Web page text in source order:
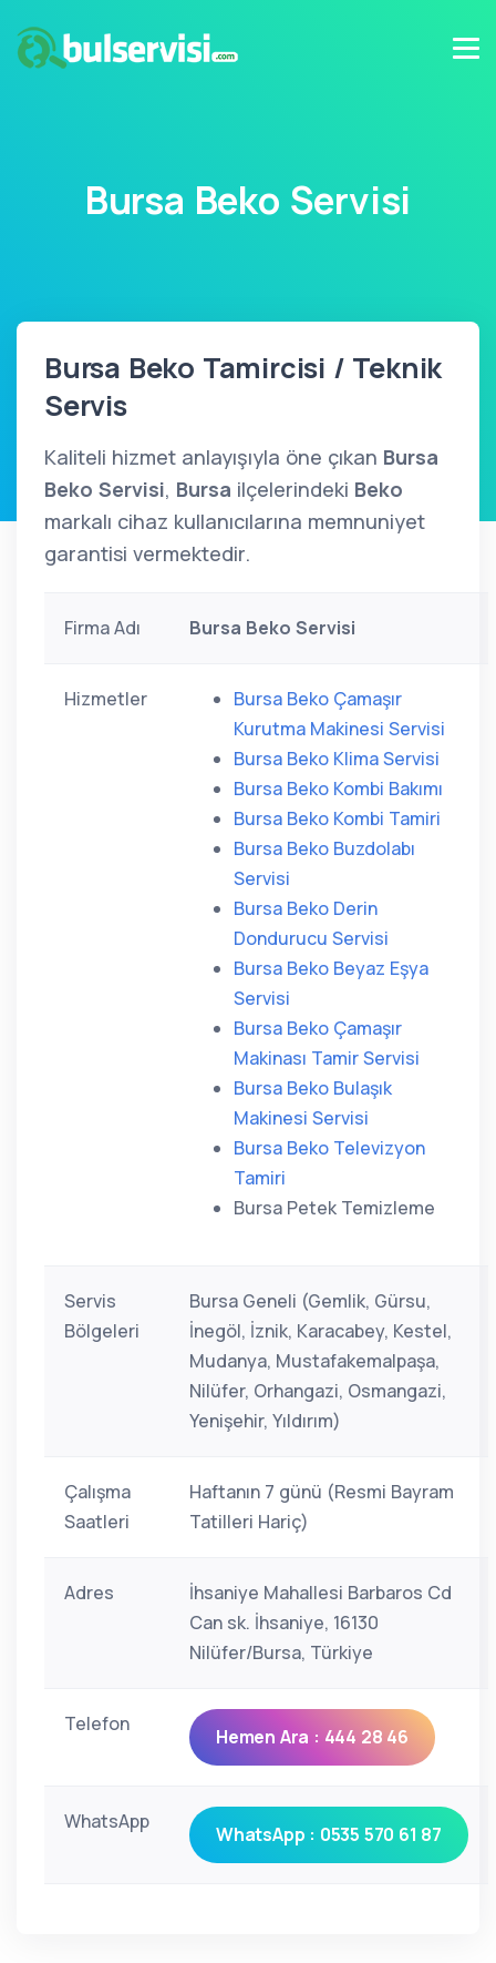
Bursa Beko Servisi
Bursa Beko Tamircisi / Teknik
Servis
Kaliteli hizmet anlayışıyla öne çıkan Bursa
Beko Servisi, Bursa ilçelerindeki Beko
markalı cihaz kullanıcılarına memnuniyet
garantisi vermektedir.
Firma Adı Bursa Beko Servisi
Hizmetler
Bursa Beko Çamaşır
Kurutma Makinesi Servisi
Bursa Beko Klima Servisi
Bursa Beko Kombi Bakımı
Bursa Beko Kombi Tamiri
Bursa Beko Buzdolabı
Servisi
Bursa Beko Derin
Dondurucu Servisi
Bursa Beko Beyaz Eşya
Servisi
Bursa Beko Çamaşır
Makinası Tamir Servisi
Bursa Beko Bulaşık
Makinesi Servisi
Bursa Beko Televizyon
Tamiri
Bursa Petek Temizleme
Servis
Bölgeleri
Bursa Geneli (Gemlik, Gürsu,
İnegöl, İznik, Karacabey, Kestel,
Mudanya, Mustafakemalpaşa,
Nilüfer, Orhangazi, Osmangazi,
Yenişehir, Yıldırım)
Çalışma
Saatleri
Haftanın 7 günü (Resmi Bayram
Tatilleri Hariç)
Adres
İhsaniye Mahallesi Barbaros Cd
Can sk. İhsaniye, 16130
Nilüfer/Bursa, Türkiye
Telefon
Hemen Ara : 444 28 46
WhatsApp
WhatsApp : 0535 570 61 87